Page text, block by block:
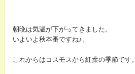
朝晩は気温が下がってきました。
いよいよ秋本番ですね♪。
これからはコスモスから紅葉の季節です。